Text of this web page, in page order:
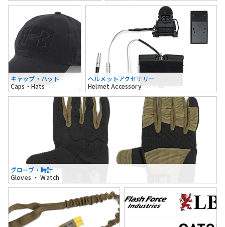
キャップ・ハット
Caps・Hats
ヘルメットアクセサリー
Helmet Accessory
グローブ・時計
Gloves ・ Watch